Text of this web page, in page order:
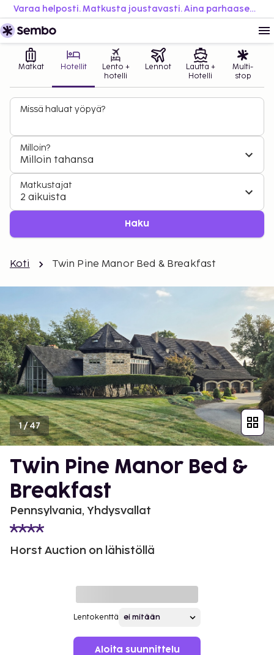
Varaa helposti. Matkusta joustavasti. Aina parhaaseen hintaan.
Matkat Hotellit
Lento +
hotelli
Lennot
Lautta +
Hotelli
Multi-
stop
Missä haluat yöpyä?
Milloin?
Milloin tahansa
Matkustajat
2 aikuista
Haku
Koti Twin Pine Manor Bed & Breakfast
1/47
Twin Pine Manor Bed &
Breakfast
Pennsylvania, Yhdysvallat
Horst Auction on lähistöllä
Lentokenttä
Aloita suunnittelu